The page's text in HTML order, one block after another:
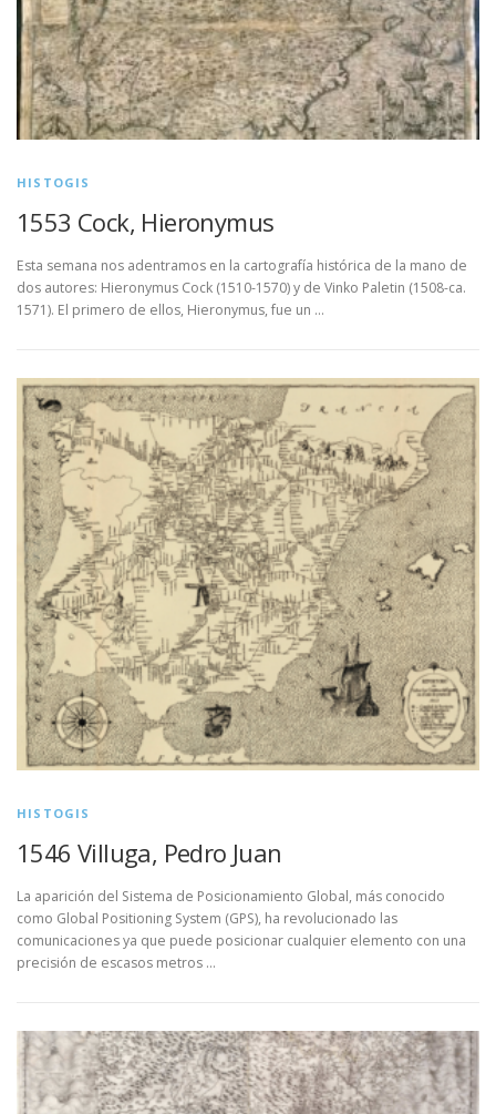
HISTOGIS
1553 Cock, Hieronymus
Esta semana nos adentramos en la cartografía histórica de la mano de
dos autores: Hieronymus Cock (1510-1570) y de Vinko Paletin (1508-ca.
1571). El primero de ellos, Hieronymus, fue un …
HISTOGIS
1546 Villuga, Pedro Juan
La aparición del Sistema de Posicionamiento Global, más conocido
como Global Positioning System (GPS), ha revolucionado las
comunicaciones ya que puede posicionar cualquier elemento con una
precisión de escasos metros …